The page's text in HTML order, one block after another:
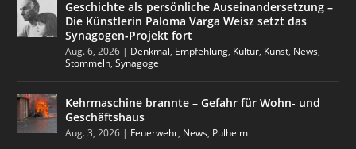
Geschichte als persönliche Auseinandersetzung –
Die Künstlerin Paloma Varga Weisz setzt das
Synagogen-Projekt fort
Aug. 6, 2026 | Denkmal, Empfehlung, Kultur, Kunst, News,
Stommeln,Synagoge
Kehrmaschine brannte – Gefahr für Wohn- und
Geschäftshaus
Aug. 3, 2026 | Feuerwehr, News, Pulheim